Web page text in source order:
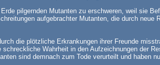
pilgernden Mutanten zu erschweren, weil sie
aufgebrachter Mutanten, die durch
die plötzliche Erkrankungen ihrer Freunde
Wahrheit in den Aufzeichnungen der
sind demnach zum Tode verurteilt und haben